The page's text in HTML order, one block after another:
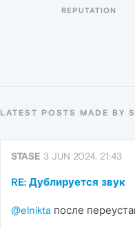
REPUTATION
LATEST POSTS MADE BY
STASE 3 JUN 2024, 21:43
RE: Дублируется звук
@elnikta после